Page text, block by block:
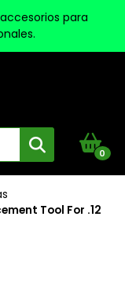
para
0
Tool For .12